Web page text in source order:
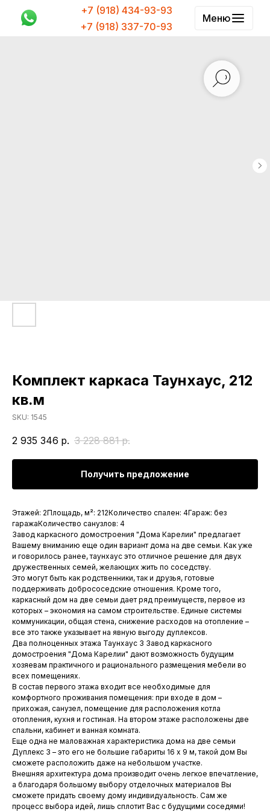
+7 (918) 434-93-93
+7 (918) 337-70-93
Меню
Комплект каркаса Таунхаус, 212
кв.м
SKU: 1545
2 935 346 р. 3 228 881 р.
Получить предложение
Этажей: 2Площадь, м²: 212Количество спален: 4Гараж: без
гаражаКоличество санузлов: 4
Завод каркасного домостроения "Дома Карелии" предлагает
Вашему вниманию еще один вариант дома на две семьи. Как уже
и говорилось ранее, таунхаус это отличное решение для двух
дружественных семей, желающих жить по соседству.
Это могут быть как родственники, так и друзья, готовые
поддерживать добрососедские отношения. Кроме того,
каркасный дом на две семьи дает ряд преимуществ, первое из
которых – экономия на самом строительстве. Единые системы
коммуникации, общая стена, снижение расходов на отопление –
все это также указывает на явную выгоду дуплексов.
Два полноценных этажа Таунхаус 3 Завод каркасного
домостроения "Дома Карелии" дают возможность будущим
хозяевам практичного и рационального размещения мебели во
всех помещениях.
В состав первого этажа входит все необходимые для
комфортного проживания помещения: при входе в дом –
прихожая, санузел, помещение для расположения котла
отопления, кухня и гостиная. На втором этаже расположены две
спальни, кабинет и ванная комната.
Еще одна не маловажная характеристика дома на две семьи
Дуплекс 3 – это его не большие габариты 16 х 9 м, такой дом Вы
сможете расположить даже на небольшом участке.
Внешняя архитектура дома производит очень легкое впечатление,
а благодаря большому выбору отделочных материалов Вы
сможете придать своему дому индивидуальность. Сам же
процесс выбора идей, лишь сплотит Вас с будущими соседями!
Меню
Построили Снегири
Готовые проекты
Продукция из дерева
Каркасные дома
Для бизнеса
Услуги
Контакты
Статьи